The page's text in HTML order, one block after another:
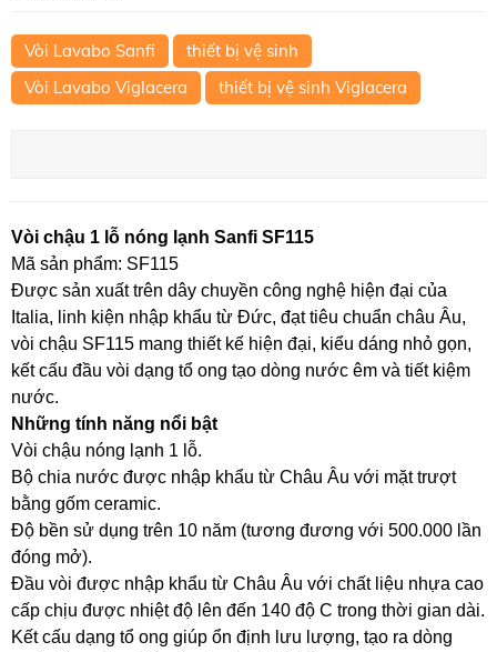
Vòi Lavabo Sanfi
thiết bị vệ sinh
Vòi Lavabo Viglacera
thiết bị vệ sinh Viglacera
Vòi chậu 1 lỗ nóng lạnh Sanfi SF115
Mã sản phẩm: SF115
Được sản xuất trên dây chuyền công nghệ hiện đại của
Italia, linh kiện nhập khẩu từ Đức, đạt tiêu chuẩn châu Âu,
vòi chậu SF115 mang thiết kế hiện đại, kiểu dáng nhỏ gọn,
kết cấu đầu vòi dạng tổ ong tạo dòng nước êm và tiết kiệm
nước.
Những tính năng nổi bật
Vòi chậu nóng lạnh 1 lỗ.
Bộ chia nước được nhập khẩu từ Châu Âu với mặt trượt
bằng gốm ceramic.
Độ bền sử dụng trên 10 năm (tương đương với 500.000 lần
đóng mở).
Đầu vòi được nhập khẩu từ Châu Âu với chất liệu nhựa cao
cấp chịu được nhiệt độ lên đến 140 độ C trong thời gian dài.
Kết cấu dạng tổ ong giúp ổn định lưu lượng, tạo ra dòng